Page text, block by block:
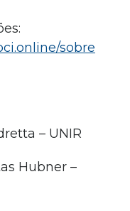
sobre
– UNIR
Hubner –